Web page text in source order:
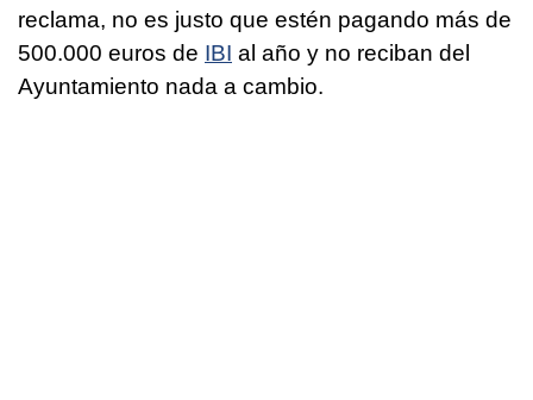
reclama, no es justo que estén pagando más de
500.000 euros de IBI al año y no reciban del
Ayuntamiento nada a cambio.